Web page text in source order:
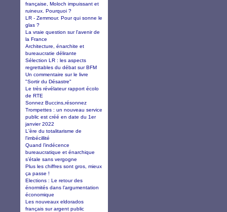
française, Moloch impuissant et
ruineux. Pourquoi ?
LR - Zemmour. Pour qui sonne le
glas ?
La vraie question sur l'avenir de
la France
Architecture, énarchite et
bureaucratie délirante
Sélection LR : les aspects
regrettables du débat sur BFM
Un commentaire sur le livre
"Sortir du Désastre"
Le très révélateur rapport écolo
de RTE
Sonnez Buccins,résonnez
Trompettes : un nouveau service
public est créé en date du 1er
janvier 2022
L'ère du totalitarisme de
l'imbécillité
Quand l’indécence
bureaucratique et énarchique
s’étale sans vergogne
Plus les chiffres sont gros, mieux
ça passe !
Elections : Le retour des
énormités dans l’argumentation
économique
Les nouveaux eldorados
français sur argent public